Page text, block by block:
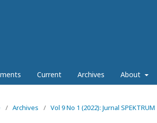
Current Archives About
/ Archives / Vol 9 No 1 (2022): Jurnal SPEKTRUM